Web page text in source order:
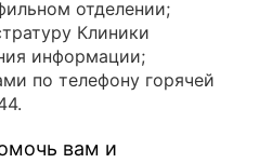
отделении;
Клиники
информации;
по телефону горячей
вам и